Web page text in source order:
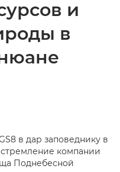
и
в
в дар заповеднику в
компании
Поднебесной